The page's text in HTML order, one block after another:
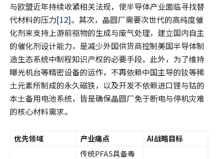
与欧盟近年持续收紧相关法规，使半导体产业面临寻找替
代材料的压力[12]。其次，晶圆厂需要次世代的高纯度催
化剂来支持上游前驱物的生成与废气处理，建立国内自主
的催化剂设计能力，是减少外国供货商控制美国半导体制
造生态系统中制程知识产权的必要手段。此外，为了维持
曝光机台等精密设备的运作，不再依赖中国主导的钕等稀
土元素所制成的永久磁铁，以及开发不依赖进口锂与钴的
本土备用电池系统，皆是确保晶圆厂免于断电与停机灾难
的核心材料需求。
优先领域 产业痛点 AI战略目标
传统PFAS具备毒